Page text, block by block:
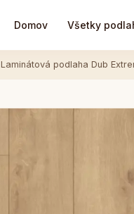
Domov Všetky
Laminátová podlaha Dub